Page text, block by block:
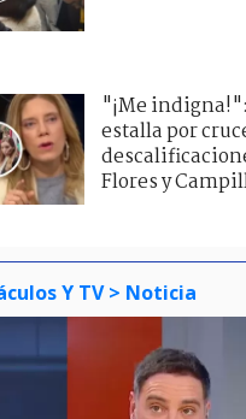
"¡Me
estalla por
Flores y
Y TV > Noticia